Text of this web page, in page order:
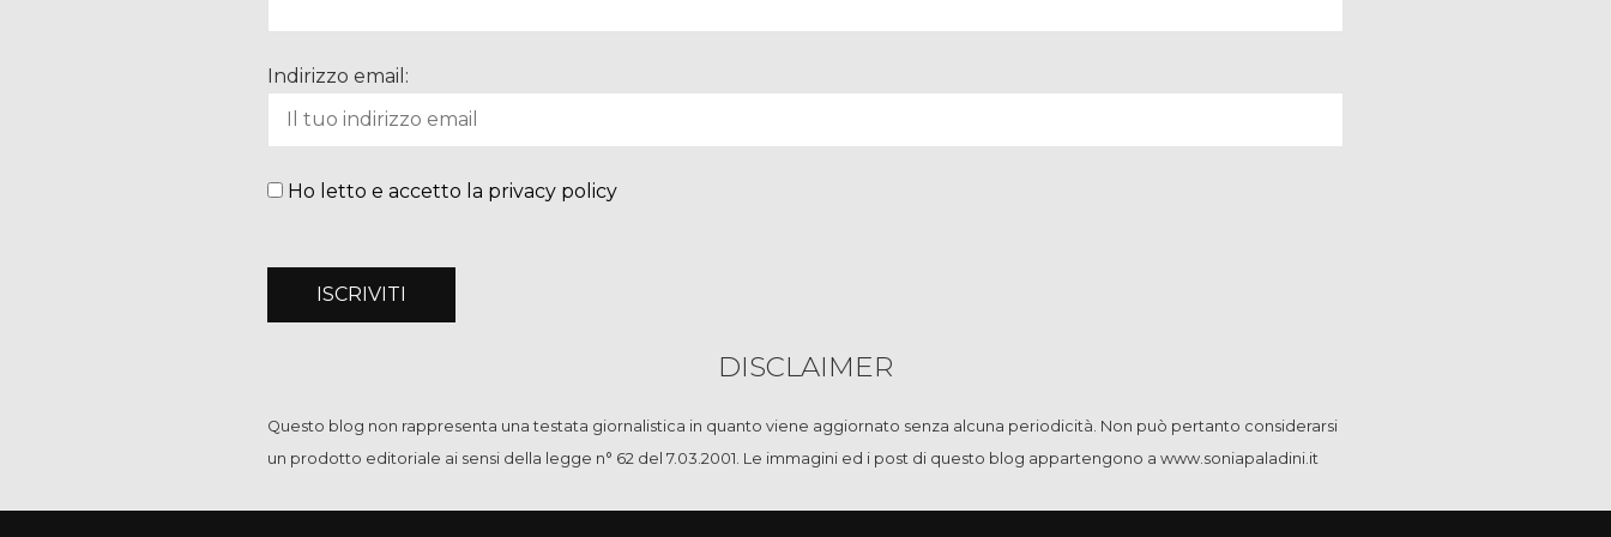
Indirizzo email:
Ho letto e accetto la privacy policy
DISCLAIMER
Questo blog non rappresenta una testata giornalistica in quanto viene aggiornato senza alcuna periodicità. Non può pertanto considerarsi
un prodotto editoriale ai sensi della legge n° 62 del 7.03.2001. Le immagini ed i post di questo blog appartengono a www.soniapaladini.it